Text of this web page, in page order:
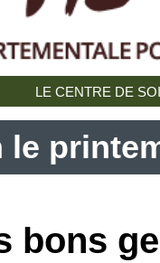
LE CENTRE DE
le
bons